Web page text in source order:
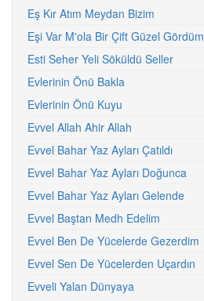
Eş Kır Atım Meydan Bizim
Eşi Var M'ola Bir Çift Güzel Gördüm
Esti Seher Yeli Söküldü Seller
Evlerinin Önü Bakla
Evlerinin Önü Kuyu
Evvel Allah Ahir Allah
Evvel Bahar Yaz Ayları Çatıldı
Evvel Bahar Yaz Ayları Doğunca
Evvel Bahar Yaz Ayları Gelende
Evvel Baştan Medh Edelim
Evvel Ben De Yücelerde Gezerdim
Evvel Sen De Yücelerden Uçardın
Evveli Yalan Dünyaya